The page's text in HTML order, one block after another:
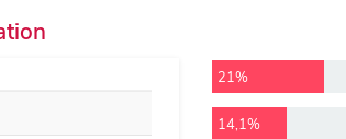
21%
14,1%